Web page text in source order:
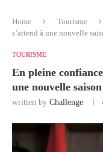
Home Tourisme
s’attend à une nouvelle
TOURISME
En pleine
une nouvelle
written by Challenge